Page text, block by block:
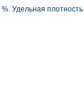
Удельная